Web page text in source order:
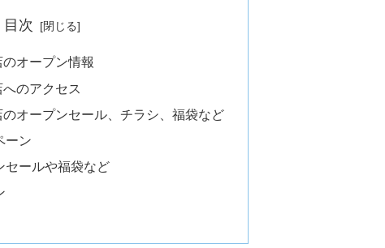
目次
オープン情報
のアクセス
オープンセール、チラシ、福袋など
ーン
セールや福袋など